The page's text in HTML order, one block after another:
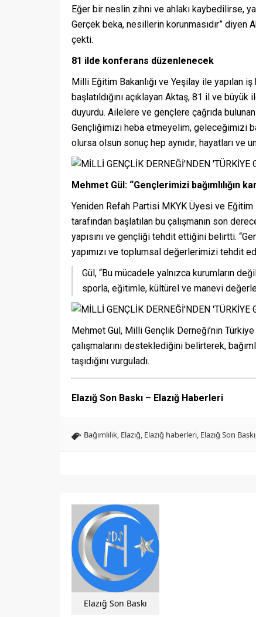
Eğer bir neslin zihni ve ahlakı kaybedilirse,
Gerçek beka, nesillerin korunmasıdır” diyen
çekti.
81 ilde konferans düzenlenecek
Milli Eğitim Bakanlığı ve Yeşilay ile yapılan
başlatıldığını açıklayan Aktaş, 81 il ve
duyurdu. Ailelere ve gençlere çağrıda
Gençliğimizi heba etmeyelim, geleceğimizi
olursa olsun sonuç hep aynıdır; hayatları ve
Mehmet Gül: “Gençlerimizi bağımlılığın
Yeniden Refah Partisi MKYK Üyesi ve Eğitim
tarafından başlatılan bu çalışmanın son
yapısını ve gençliği tehdit ettiğini belirtti.
yapımızı ve toplumsal değerlerimizi tehdit
Gül, “Bu mücadele yalnızca kurumların
sporla, eğitimle, kültürel ve manevi
Mehmet Gül, Milli Gençlik Derneği’nin
çalışmalarını desteklediğini belirterek,
taşıdığını vurguladı.
Elazığ Son Baskı – Elazığ Haberleri
Bağımlılık, Elazığ, Elazığ haberleri, Elazığ Son Baskı
Elazığ Son Baskı